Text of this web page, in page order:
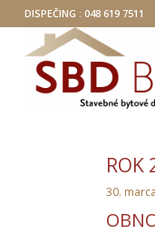
DISPEČING : 048 619 7511
ROK
30.